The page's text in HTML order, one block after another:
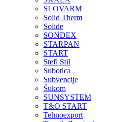
SLOVARM
Solid Therm
Solide
SONDEX
STARPAN
START
Stefi Stil
Subotica
Subvencije
Šukom
SUNSYSTEM
T&O START
Tehnoexport